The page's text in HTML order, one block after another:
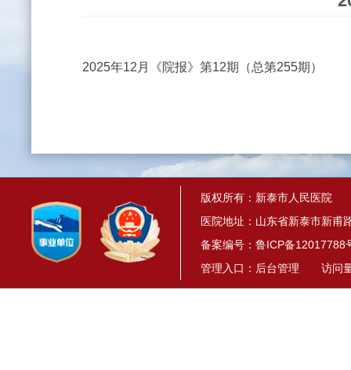
2025年12月《院报》第12期（总第255期）
版权所有：新泰市人民医院
医院地址：山东省新泰市新甫
备案编号： 鲁ICP备12017788
管理入口： 后台管理 访问量